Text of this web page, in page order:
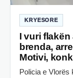
KRYESORE
I vuri flakën
brenda,
Motivi,
Policia e Vlorës